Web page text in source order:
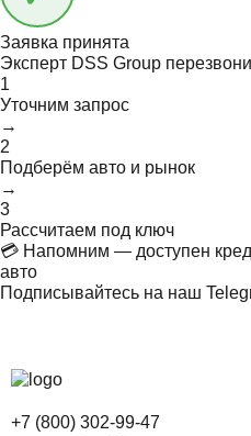
Заявка принята
Эксперт DSS Group
1
Уточним запрос
→
2
Подберём авто и рынок
→
3
Рассчитаем под ключ
💳 Напомним — доступен
авто
Подписывайтесь на наш
+7 (800) 302-99-47